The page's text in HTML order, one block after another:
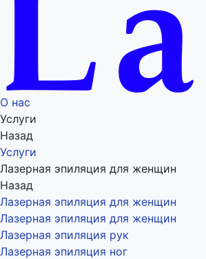
О нас
Услуги
Назад
Услуги
Лазерная эпиляция для женщин
Назад
Лазерная эпиляция для женщин
Лазерная эпиляция для женщин
Лазерная эпиляция рук
Лазерная эпиляция ног